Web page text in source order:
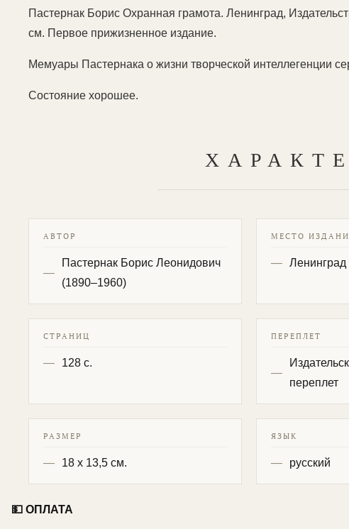
Пастернак Борис Охранная грамота. Ленинград,
см. Первое прижизненное издание.
Мемуары Пастернака о жизни творческой интеллегенции
Состояние хорошее.
АВТОР
Пастернак Борис Леонидович
(1890–1960)
МЕСТО
Ленинград
СТРАНИЦ
128 с.
ПЕРЕПЛЕТ
переплет
РАЗМЕР
18 х 13,5 см.
ЯЗЫК
русский
💵 ОПЛАТА